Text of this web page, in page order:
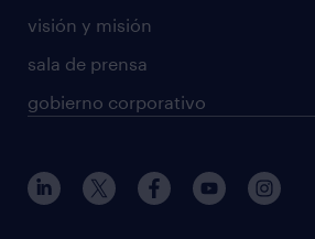
visión y misión
sala de prensa
gobierno corporativo